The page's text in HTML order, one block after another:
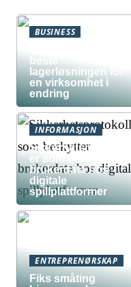
BUSINESS
beste
lagerløsningen for
en virksomhet i
endring
INFORMASJON
Sikkerhetsprotokoll
er som beskytter
brukerdata hos
digitale
spillplattformer
ENTREPRENØRSKAP
Fiks småting